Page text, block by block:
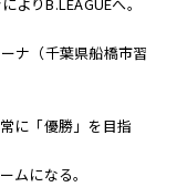
ナ（千葉県船橋市習
に「優勝」を目指
ムになる。